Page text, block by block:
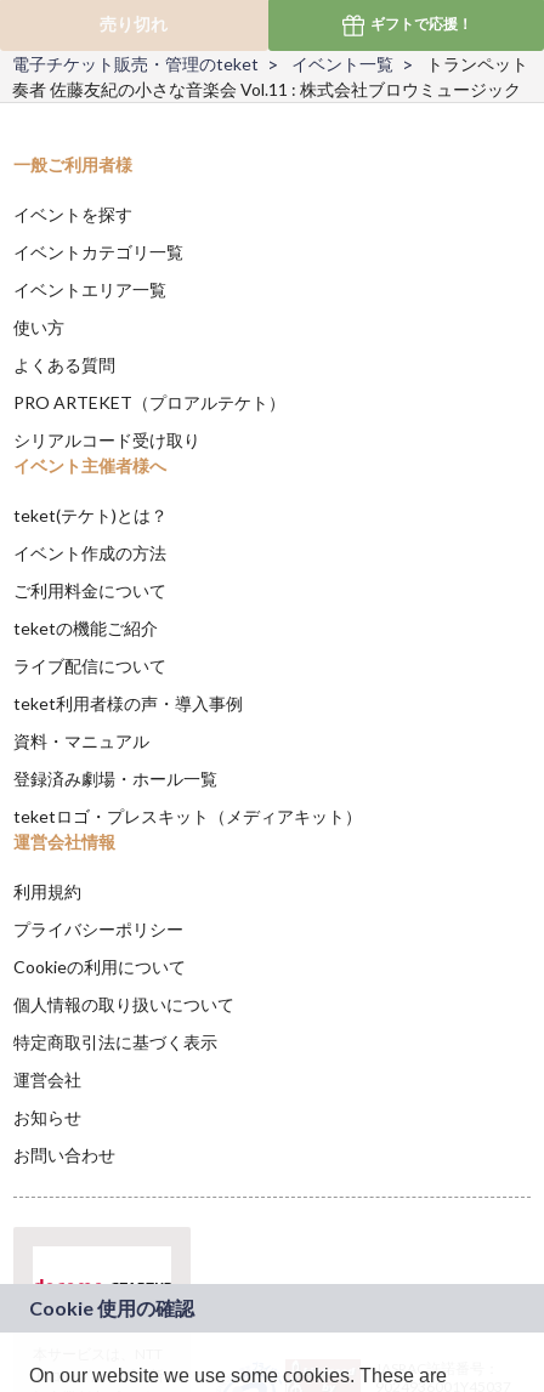
売り切れ
ギフトで応援！
電子チケット販売・管理のteket イベント一覧
トランペット
奏者 佐藤友紀の小さな音楽会 Vol.11 : 株式会社ブロウミュージック
一般ご利用者様
イベントを探す
イベントカテゴリ一覧
イベントエリア一覧
使い方
よくある質問
PRO ARTEKET（プロアルテケト）
シリアルコード受け取り
イベント主催者様へ
teket(テケト)とは？
イベント作成の方法
ご利用料金について
teketの機能ご紹介
ライブ配信について
teket利用者様の声・導入事例
資料・マニュアル
登録済み劇場・ホール一覧
teketロゴ・プレスキット（メディアキット）
運営会社情報
利用規約
プライバシーポリシー
Cookieの利用について
個人情報の取り扱いについて
特定商取引法に基づく表示
運営会社
お知らせ
お問い合わせ
ドコモグループの新
JASRAC許諾番号：
9024936001Y45037
On our website we use some cookies. These are